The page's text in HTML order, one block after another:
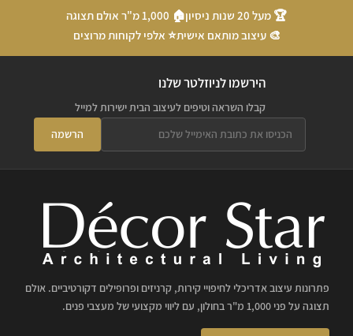
🏆 מעל 20 שנות ניסיון
🏠 1,000 מ"ר אולם תצוגה
🎨 עיצוב מותאם אישית⭐ אלפי לקוחות מרוצים
הירשמו לניוזלטר שלנו
קבלו השראה וטיפים לעיצוב הבית ישירות למייל
הרשמה
פתרונות עיצוב אדריכלי לחיפויי קירות, קרניזים ופרופילים דקורטיביים. אולם
תצוגה על פני 1,000 מ"ר בחולון, עם ליווי מקצועי של מעצבי פנים.